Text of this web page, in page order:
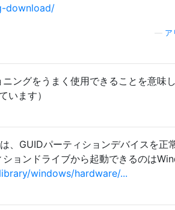
download/
ア
ングをうまく使用できることを意味
います）
GUIDパーティションデバイスを正
ョンドライブから起動できるのは
windows/hardware/...